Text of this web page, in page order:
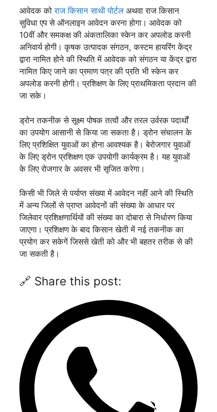
आवेदक कोराज किसान साथी पोर्टलअथवा राज किसान
सुविधा एप से ऑनलाइन आवेदन करना होगा। आवेदक को
10वीं और समकक्ष की अंकतालिका स्केन कर अपलोड करनी
अनिवार्य होगी। कृषक उत्पादक संगठन, कस्टम हायरिंग केंद्र
द्वारा नामित होने की स्थिति में आवेदक को संगठन या केंद्र द्वारा
नामित किए जाने का प्रमाण पत्र की प्रति भी स्केन कर
अपलोड करनी होगी। प्रशिक्षण के लिए प्राथमिकता प्रदान की
जा सके।
ड्रोन तकनीक से सूक्ष्म पोषक तत्वों और तरल उर्वरक पदार्थों
का उपयोग आसानी से किया जा सकता है। ड्रोन संचालन के
लिए प्रशिक्षित युवाओं का होना आवश्यक है। बेरोजगार युवाओं
के लिए ड्रोन प्रशिक्षण एक उपयोगी कार्यक्रम है। यह युवाओं
के लिए रोजगार के अवसर भी सृजित करेगा।
किसी भी जिले से पर्याप्त संख्या में आवेदन नहीं आने की स्थिति
में अन्य जिलों से प्राप्त आवेदनों की संख्या के आधार पर
जिलेवार प्रशिक्षणार्थियों की संख्या का दोबारा से निर्धारण किया
जाएगा। प्रशिक्षण के बाद किसान खेती में नई तकनीक का
प्रयोग कर सकेगें जिससे खेती को और भी बहतर तरीक से की
जा सकती है।
🔗 Share this post: